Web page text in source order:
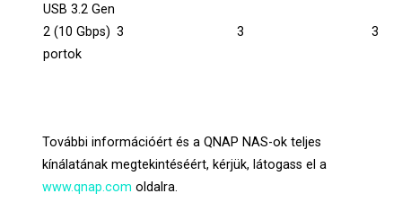
USB 3.2 Gen
2 (10 Gbps)
portok
3 3 3
További információért és a QNAP NAS-ok teljes
kínálatának megtekintéséért, kérjük, látogass el a
www.qnap.com oldalra.